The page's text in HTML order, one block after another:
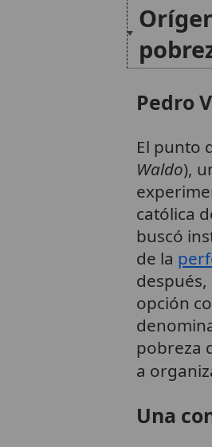
Pedro
El punto
Waldo),
católica
buscó
de la
opción
pobreza
a
Una